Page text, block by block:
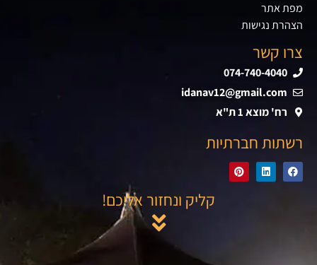
מפת אתר
הצהרת נגישות
צרו קשר
074-740-4040
idanav12@gmail.com
רח' מוצא 1 ת"א
רשתות חברתיות
קליק ונחזור אליכם!